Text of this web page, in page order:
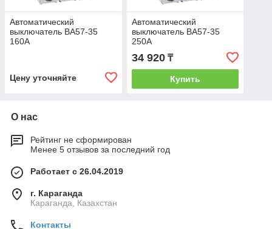
Автоматический
выключатель ВА57-35
160А
Цену уточняйте
Автоматический
выключатель ВА57-35
250А
34 920₸
Купить
О нас
Рейтинг не сформирован
Менее 5 отзывов за последний год
Работает с 26.04.2019
г. Караганда
Караганда, Казахстан
Контакты